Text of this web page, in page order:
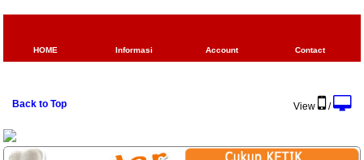
HOME Informasi Account Contact
Back to Top View /